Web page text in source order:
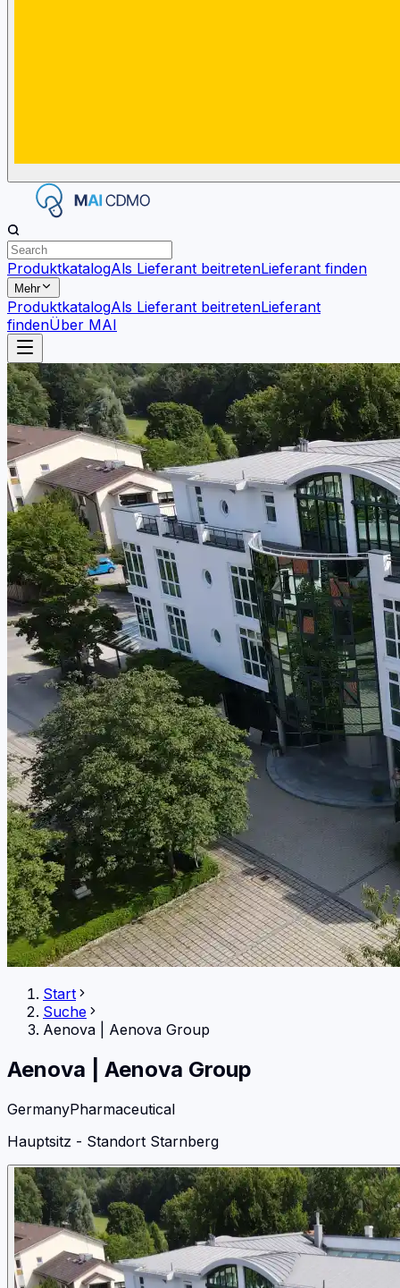
ProduktkatalogAls Lieferant beitretenLieferant finden
Mehr
ProduktkatalogAls Lieferant beitretenLieferant
findenÜber MAI
Start
Suche
Aenova
Aenova Group
Aenova Aenova Group
GermanyPharmaceutical
Hauptsitz - Standort Starnberg